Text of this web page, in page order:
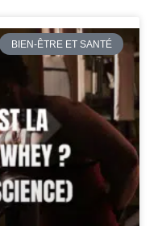
BIEN-ÊTRE ET SANTÉ